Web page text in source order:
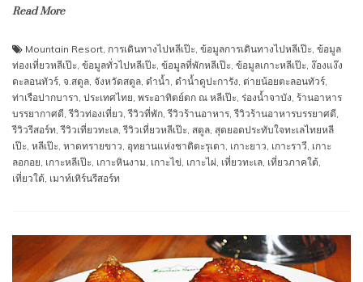
Read More
Mountain Resort, การเดินทางไปหลีเป๊ะ, ข้อมูลการเดินทางไปหลีเป๊ะ, ข้อมูล
ท่องเที่ยวหลีเป๊ะ, ข้อมูลทั่วไปหลีเป๊ะ, ข้อมูลที่พักหลีเป๊ะ, ข้อมูลเกาะหลีเป๊ะ, ง๊องแง๊ง
ตะลอนทัวร์, จ.สตูล, จังหวัดสตูล, ดำน้ำ, ดำน้ำดูปะการัง, ต่ายน้อยตะลอนทัวร์,
ท่าเรือปากบารา, ประเทศไทย, พระอาทิตย์ตก ณ หลีเป๊ะ, ร่องน้ำจาบัง, ร้านอาหาร
บรรยากาศดี,รีวิวท่องเที่ยว,รีวิวที่พัก,รีวิวร้านอาหาร,รีวิวร้านอาหารบรรยาศดี,
รีวิวรีสอร์ท,รีวิวเที่ยวทะเล,รีวิวเที่ยวหลีเป๊ะ, สตูล, สุดยอดประทับใจทะเลไทยหลี
เป๊ะ, หลีเป๊ะ, หาดทรายขาว, อุทยานแห่งชาติตะรุเตา, เกาะยาว, เกาะราวี, เกาะ
ลอกอย, เกาะหลีเป๊ะ, เกาะหินงาม, เกาะไข่, เกาะไผ่, เที่ยวทะเล, เที่ยวภาคใต้,
เที่ยวใต้, เมาท์เทิร์นรีสอร์ท